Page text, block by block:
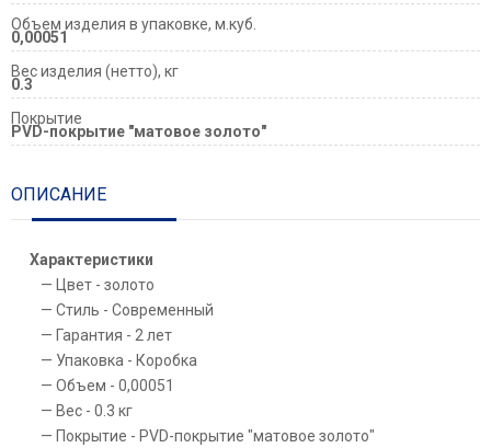
Объем изделия в упаковке, м.куб.
0,00051
Вес изделия (нетто), кг
0.3
Покрытие
PVD-покрытие "матовое золото"
ОПИСАНИЕ
Характеристики
Цвет - золото
Стиль - Современный
Гарантия - 2 лет
Упаковка - Коробка
Объем - 0,00051
Вес - 0.3 кг
Покрытие - PVD-покрытие "матовое золото"